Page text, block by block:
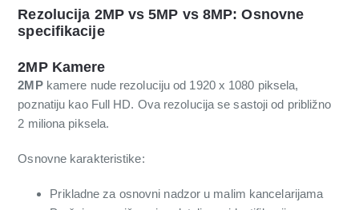
Rezolucija 2MP vs 5MP vs 8MP: Osnovne
specifikacije
2MP Kamere
2MPkamere nude rezoluciju od 1920 x 1080 piksela,
poznatiju kao Full HD. Ova rezolucija se sastoji od približno
2 miliona piksela.
Osnovne karakteristike:
Prikladne za osnovni nadzor u malim kancelarijama